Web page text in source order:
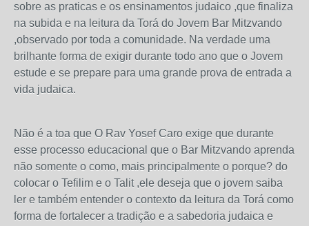
sobre as praticas e os ensinamentos judaico ,que finaliza
na subida e na leitura da Torá do Jovem Bar Mitzvando
,observado por toda a comunidade. Na verdade uma
brilhante forma de exigir durante todo ano que o Jovem
estude e se prepare para uma grande prova de entrada a
vida judaica.
Não é a toa que O Rav Yosef Caro exige que durante
esse processo educacional que o Bar Mitzvando aprenda
não somente o como, mais principalmente o porque? do
colocar o Tefilim e o Talit ,ele deseja que o jovem saiba
ler e também entender o contexto da leitura da Torá como
forma de fortalecer a tradição e a sabedoria judaica e